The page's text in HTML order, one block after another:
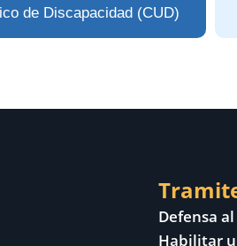
de Discapacidad (CUD)
Defensa
Habilitar